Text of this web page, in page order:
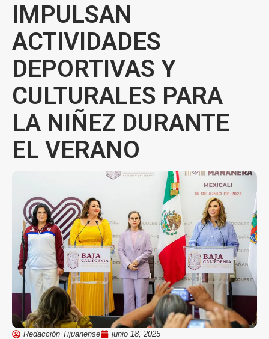
IMPULSAN
ACTIVIDADES
DEPORTIVAS Y
CULTURALES PARA
LA NIÑEZ DURANTE
EL VERANO
Redacción Tijuanense junio 18, 2025